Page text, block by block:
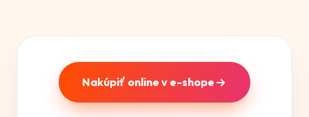
Nakúpiť online v e-shope